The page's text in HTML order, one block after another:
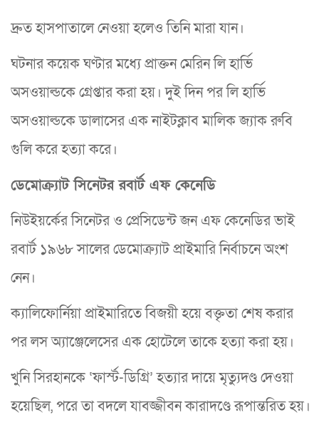
দ্রুত হাসপাতালে নেওয়া হলেও তিনি মারা যান।
ঘটনার কয়েক ঘণ্টার মধ্যে প্রাক্তন মেরিন লি হার্ভি
অসওয়াল্ডকে গ্রেপ্তার করা হয়। দুই দিন পর লি হার্ভি
অসওয়াল্ডকে ডালাসের এক নাইটক্লাব মালিক জ্যাক রুবি
গুলি করে হত্যা করে।
ডেমোক্র্যাট সিনেটর রবার্ট এফ কেনেডি
নিউইয়র্কের সিনেটর ও প্রেসিডেন্ট জন এফ কেনেডির ভাই
রবার্ট ১৯৬৮ সালের ডেমোক্র্যাট প্রাইমারি নির্বাচনে অংশ
নেন।
ক্যালিফোর্নিয়া প্রাইমারিতে বিজয়ী হয়ে বক্তৃতা শেষ করার
পর লস অ্যাঞ্জেলেসের এক হোটেলে তাকে হত্যা করা হয়।
খুনি সিরহানকে ‘ফার্স্ট-ডিগ্রি’ হত্যার দায়ে মৃত্যুদণ্ড দেওয়া
হয়েছিল, পরে তা বদলে যাবজ্জীবন কারাদণ্ডে রূপান্তরিত হয়।